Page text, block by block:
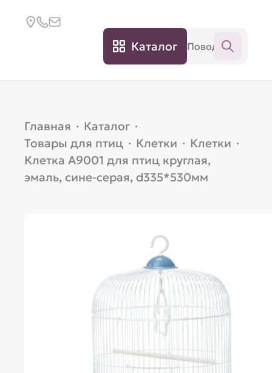
Каталог
Главная · Каталог ·
Товары для птиц · Клетки · Клетки ·
Клетка A9001 для птиц круглая,
эмаль, сине-серая, d335*530мм